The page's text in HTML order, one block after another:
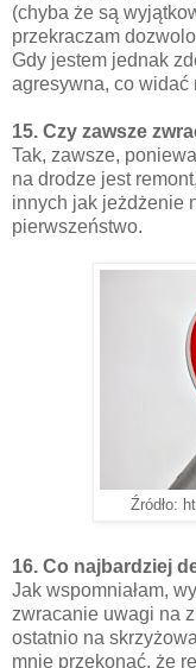
(chyba że są
przekraczam
Gdy jestem jednak
agresywna, co widać
15. Czy zawsze
Tak, zawsze,
na drodze jest
innych jak jeżdżenie
pierwszeństwo.
Źródło:
16. Co najbardziej
Jak wspomniałam,
zwracanie uwagi na
ostatnio na
mnie przekonać, że